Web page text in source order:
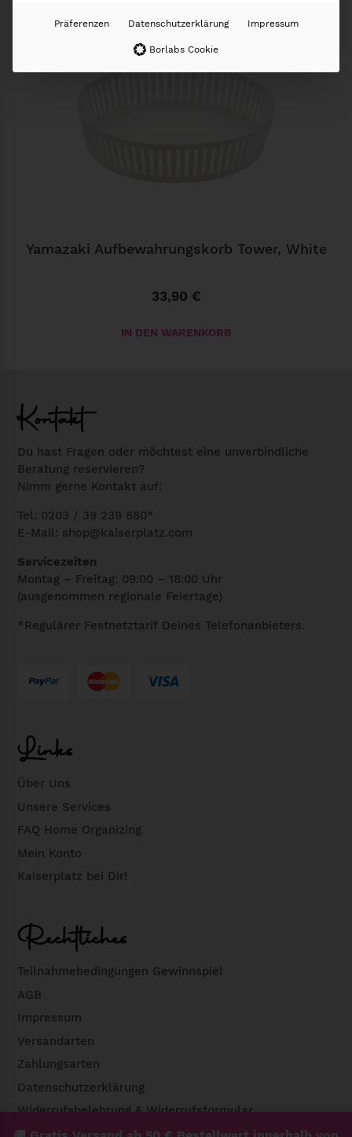
Yamazaki Aufbewahrungskorb Tower, White
33,90 €
IN DEN WARENKORB
Kontakt
Du hast Fragen oder möchtest eine unverbindliche
Beratung reservieren?
Nimm gerne Kontakt auf:
Tel: 0203 / 39 239 880*
E-Mail: shop@kaiserplatz.com
Servicezeiten
Montag – Freitag: 09:00 – 18:00 Uhr
(ausgenommen regionale Feiertage)
*Regulärer Festnetztarif Deines Telefonanbieters.
Links
Über Uns
Unsere Services
FAQ Home Organizing
Mein Konto
Kaiserplatz bei Dir!
Rechtliches
Teilnahmebedingungen Gewinnspiel
AGB
Impressum
Versandarten
Zahlungsarten
Datenschutzerklärung
Widerrufsbelehrung & Widerrufsformular
Präferenzen Datenschutzerklärung Impressum
Borlabs Cookie